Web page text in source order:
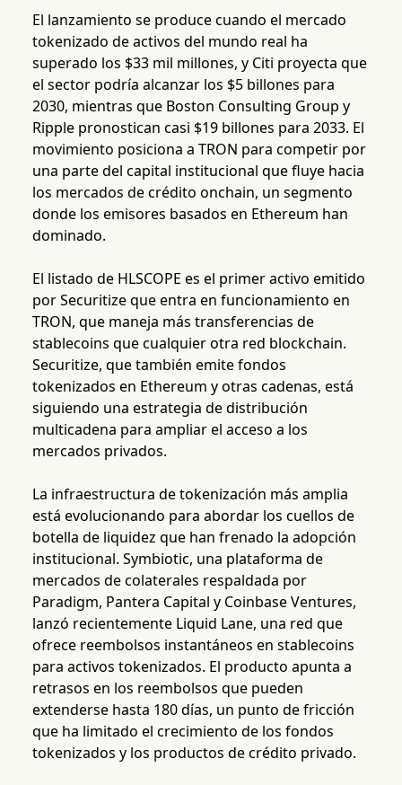
El lanzamiento se produce cuando el mercado
tokenizado de activos del mundo real ha
superado los $33 mil millones, y Citi proyecta que
el sector podría alcanzar los $5 billones para
2030, mientras que Boston Consulting Group y
Ripple pronostican casi $19 billones para 2033. El
movimiento posiciona a TRON para competir por
una parte del capital institucional que fluye hacia
los mercados de crédito onchain, un segmento
donde los emisores basados en Ethereum han
dominado.
El listado de HLSCOPE es el primer activo emitido
por Securitize que entra en funcionamiento en
TRON, que maneja más transferencias de
stablecoins que cualquier otra red blockchain.
Securitize, que también emite fondos
tokenizados en Ethereum y otras cadenas, está
siguiendo una estrategia de distribución
multicadena para ampliar el acceso a los
mercados privados.
La infraestructura de tokenización más amplia
está evolucionando para abordar los cuellos de
botella de liquidez que han frenado la adopción
institucional. Symbiotic, una plataforma de
mercados de colaterales respaldada por
Paradigm, Pantera Capital y Coinbase Ventures,
lanzó recientemente Liquid Lane, una red que
ofrece reembolsos instantáneos en stablecoins
para activos tokenizados. El producto apunta a
retrasos en los reembolsos que pueden
extenderse hasta 180 días, un punto de fricción
que ha limitado el crecimiento de los fondos
tokenizados y los productos de crédito privado.